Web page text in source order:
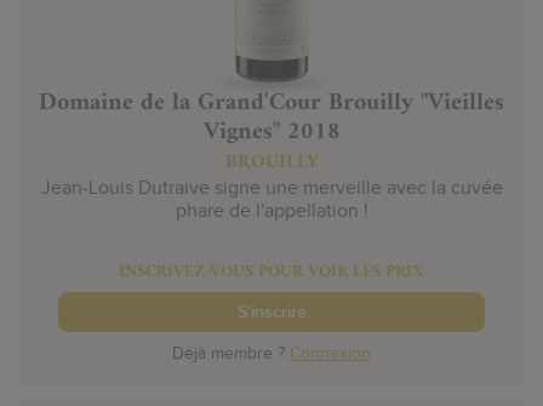
Domaine de la Grand'Cour Brouilly "Vieilles
Vignes" 2018
BROUILLY
Jean-Louis Dutraive signe une merveille avec la cuvée
phare de l'appellation !
INSCRIVEZ-VOUS POUR VOIR LES PRIX
S'inscrire
Déjà membre ? Connexion